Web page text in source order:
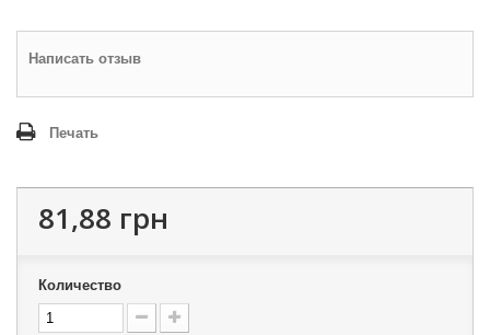
Написать отзыв
Печать
81,88 грн
Количество